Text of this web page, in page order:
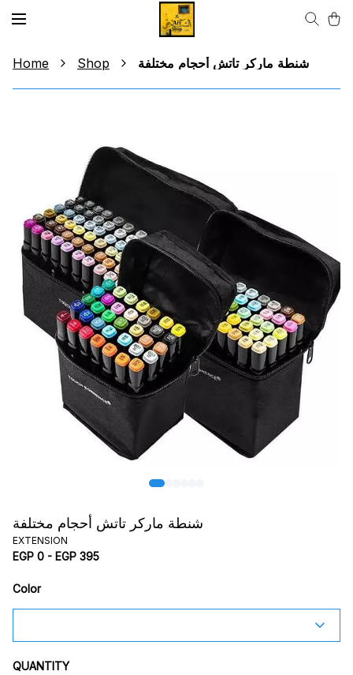
Home Shop شنطة ماركر تاتش أحجام مختلفة
شنطة ماركر تاتش أحجام مختلفة
EXTENSION
EGP 0 - EGP 395
Color
QUANTITY